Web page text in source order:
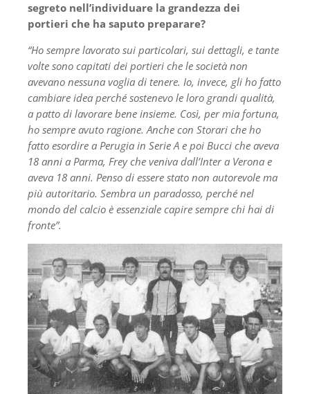
segreto nell’individuare la grandezza dei
portieri che ha saputo preparare?
“Ho sempre lavorato sui particolari, sui dettagli, e tante
volte sono capitati dei portieri che le società non
avevano nessuna voglia di tenere. Io, invece, gli ho fatto
cambiare idea perché sostenevo le loro grandi qualità,
a patto di lavorare bene insieme. Così, per mia fortuna,
ho sempre avuto ragione. Anche con Storari che ho
fatto esordire a Perugia in Serie A e poi Bucci che aveva
18 anni a Parma, Frey che veniva dall’Inter a Verona e
aveva 18 anni. Penso di essere stato non autorevole ma
più autoritario. Sembra un paradosso, perché nel
mondo del calcio è essenziale capire sempre chi hai di
fronte”.